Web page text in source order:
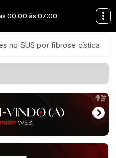
às 07:00
cística Rio